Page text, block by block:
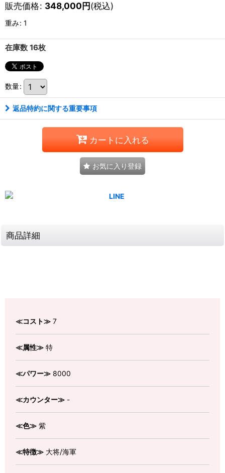
販売価格: 348,000円(税込)
重み: 1
在庫数 16枚
数量:
返品特約に関する重要事項
カートに入れる
お気に入り登録
商品詳細
≪コスト≫ 7
≪属性≫ 特
≪パワー≫ 8000
≪カウンター≫ -
≪色≫ 紫
≪特徴≫ 大将/海軍